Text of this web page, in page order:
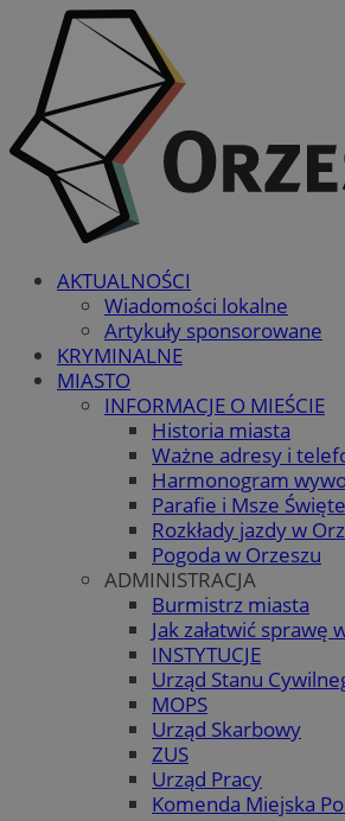
AKTUALNOŚCI
Wiadomości lokalne
Artykuły sponsorowane
KRYMINALNE
MIASTO
INFORMACJE O MIEŚCIE
Historia miasta
Ważne adresy i
Harmonogram
Parafie i Msze
Rozkłady jazdy w
Pogoda w Orzeszu
ADMINISTRACJA
Burmistrz miasta
Jak załatwić sprawę
INSTYTUCJE
Urząd Stanu
MOPS
Urząd Skarbowy
ZUS
Urząd Pracy
Komenda Miejska